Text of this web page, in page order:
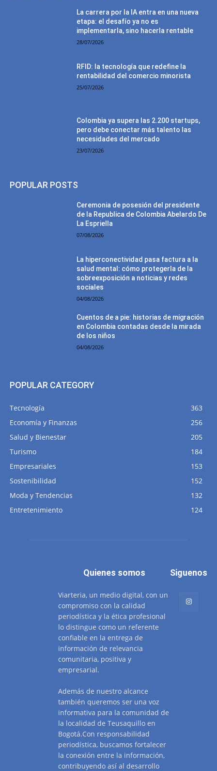
La carrera por la IA entra en una nueva
etapa: el desafío ya no es
implementarla, sino hacerla rentable
28/07/2026
RFID: la tecnología que redefine la
rentabilidad del comercio minorista
25/07/2026
Colombia ya supera las 2.200 startups,
pero debe conectar más talento las
necesidades del mercado
23/07/2026
POPULAR POSTS
Ceremonia de posesión del presidente
de la Republica de Colombia Abelardo De
La Espriella
07/08/2026
La hiperconectividad pasa factura a la
salud mental: cómo protegerla de la
sobreexposición a noticias y redes
sociales
04/08/2026
Cuentos de a pie: historias de migración
en Colombia contadas desde la mirada
de los niños
04/08/2026
POPULAR CATEGORY
Tecnología
363
Economía y Finanzas
256
Salud y Bienestar
205
Turismo
184
Empresariales
153
Sostenibilidad
152
Moda y Tendencias
132
Entretenimiento
124
Quienes somos
Viarteria, un medio digital, con un
compromiso con la calidad
periodística y la ética profesional
lo distingue como un referente
confiable en la entrega de
información de relevancia
comunitaria, positiva y
empresarial.
Además de nuestro alcance
también queremos ser una voz
informativa para la comunidad de
la localidad de Teusaquillo en
Bogotá.Con responsabilidad
periodística, buscamos fortalecer
la conexión entre la información,
contribuyendo así al desarrollo
Siguenos